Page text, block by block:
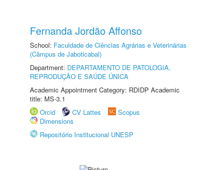
Fernanda Jordão Affonso
School: Faculdade de Ciências Agrárias e Veterinárias
(Câmpus de Jaboticabal)
Department: DEPARTAMENTO DE PATOLOGIA,
REPRODUÇÃO E SAÚDE ÚNICA
Academic Appointment Category: RDIDP Academic
title: MS-3.1
Orcid
CV Lattes
Scopus
Dimensions
Repositório Institucional UNESP